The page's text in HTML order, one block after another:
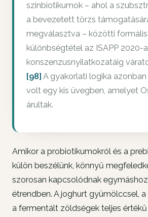
szinbiotikumok – ahol a
a bevezetett törzs
megválasztva – közötti formális
különbségtétel az ISAPP 2020-
konszenzusnyilatkozatáig
[98] A gyakorlati logika
volt egy kis üvegben, amelyet
árultak.
Amikor a probiotikumokról és a
külön beszélünk, könnyű
szorosan kapcsolódnak
étrendben. A joghurt gyümölccsel,
a fermentált zöldségek teljes